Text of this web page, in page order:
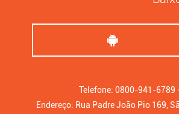
Telefone: 0800-941-6789
Endereço: Rua Padre João Pio 169,